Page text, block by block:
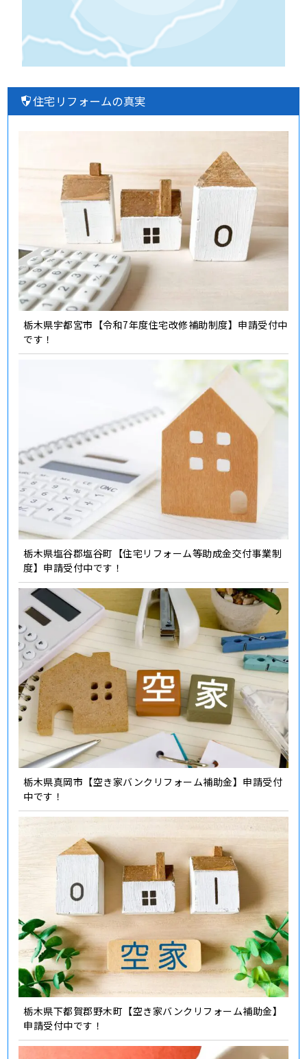
住宅リフォームの真実
栃木県宇都宮市【令和7年度住宅改修補助制度】申請受付中
です！
栃木県塩谷郡塩谷町【住宅リフォーム等助成金交付事業制
度】申請受付中です！
栃木県真岡市【空き家バンクリフォーム補助金】申請受付
中です！
栃木県下都賀郡野木町【空き家バンクリフォーム補助金】
申請受付中です！